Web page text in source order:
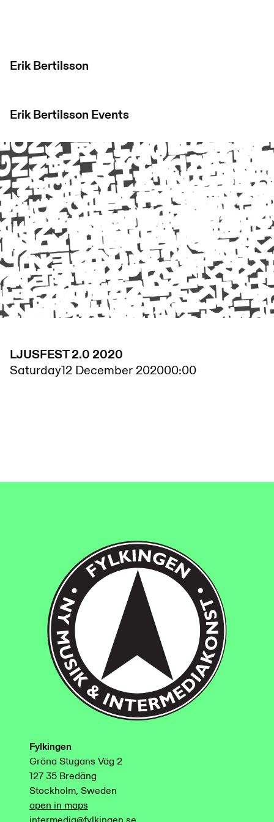
Erik Bertilsson
Erik Bertilsson Events
LJUSFEST 2.0 2020
Saturday12 December 202000:00
Fylkingen
Gröna Stugans Väg 2
127 35 Bredäng
Stockholm, Sweden
open in maps